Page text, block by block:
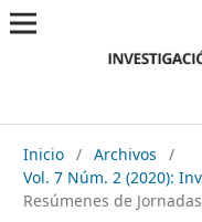
Inicio / Archivos
/
Vol. 7 Núm. 2 (2020):
Resúmenes de Jornadas